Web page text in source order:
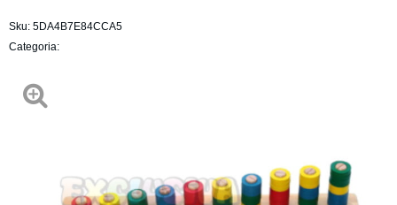
Sku: 5DA4B7E84CCA5
Categoria: